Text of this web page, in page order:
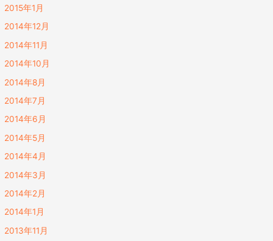
2015年1月
2014年12月
2014年11月
2014年10月
2014年8月
2014年7月
2014年6月
2014年5月
2014年4月
2014年3月
2014年2月
2014年1月
2013年11月